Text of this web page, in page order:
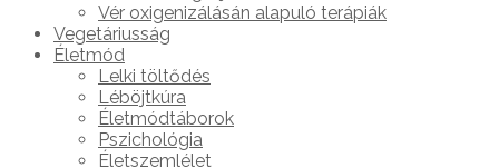
Vér oxigenizálásán alapuló terápiák
Vegetáriusság
Életmód
Lelki töltődés
Léböjtkúra
Életmódtáborok
Pszichológia
Életszemlélet